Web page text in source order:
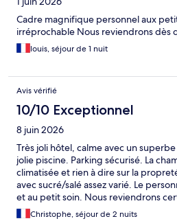
Cadre magnifique personnel aux
irréprochable Nous reviendrons dès
louis, séjour de 1 nuit
Avis vérifié
10/10 Exceptionnel
8 juin 2026
Très joli hôtel, calme avec un
jolie piscine. Parking sécurisé. La
climatisée et rien à dire sur la
avec sucré/salé assez varié. Le
et au petit soin. Nous reviendrons
prochaine visite d’Aigues Mortes.
Christophe, séjour de 2 nuits